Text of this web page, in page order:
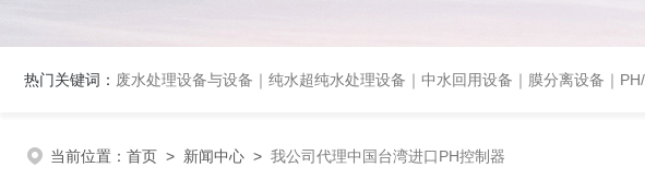
热门关键词： 废水处理设备与设备｜纯水超纯水处理设备｜中水回用设备｜膜分离设备｜PH/ORP仪表
当前位置： 首页 > 新闻中心 > 我公司代理中国台湾进口PH控制器